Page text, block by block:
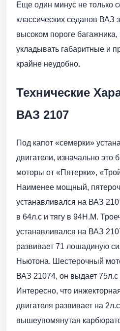
Еще один минус не только
классических седанов ВАЗ
высоком пороге багажника,
укладывать габаритные и
крайне неудобно.
Технические
ВАЗ 2107
Под капот «семерки»
двигатели, изначально
моторы от «Пятерки»,
Наименее мощный,
устанавливался на ВАЗ
в 64л.с и тягу в 94Н.М.
устанавливался на ВАЗ
развивает 71 лошадиную
Ньютона. Шестерочный
ВАЗ 21074, он выдает 75л.с
Интересно, что
двигателя развивает на
вышеупомянутая